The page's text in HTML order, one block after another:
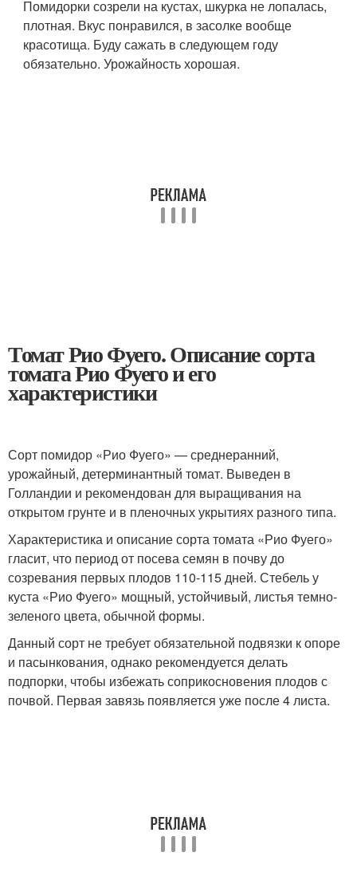
Помидорки созрели на кустах, шкурка не лопалась,
плотная. Вкус понравился, в засолке вообще
красотища. Буду сажать в следующем году
обязательно. Урожайность хорошая.
Томат Рио Фуего. Описание сорта
томата Рио Фуего и его
характеристики
Сорт помидор «Рио Фуего» — среднеранний,
урожайный, детерминантный томат. Выведен в
Голландии и рекомендован для выращивания на
открытом грунте и в пленочных укрытиях разного типа.
Характеристика и описание сорта томата «Рио Фуего»
гласит, что период от посева семян в почву до
созревания первых плодов 110-115 дней. Стебель у
куста «Рио Фуего» мощный, устойчивый, листья темно-
зеленого цвета, обычной формы.
Данный сорт не требует обязательной подвязки к опоре
и пасынкования, однако рекомендуется делать
подпорки, чтобы избежать соприкосновения плодов с
почвой. Первая завязь появляется уже после 4 листа.